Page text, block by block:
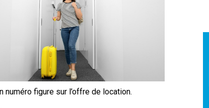
figure sur l’offre de location.